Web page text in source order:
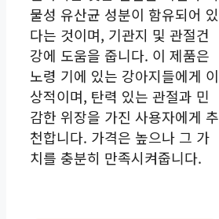
물성 유산균 성분이 함유되어 있
다는 것이며, 기관지 및 관절건
강에 도움을 줍니다. 이 제품은
노령 기에 있는 강아지들에게 이
상적이며, 탄력 있는 관절과 민
감한 위장을 가진 사용자에게 추
천합니다. 가격은 높으나 그 가
치를 충분히 만족시켜줍니다.